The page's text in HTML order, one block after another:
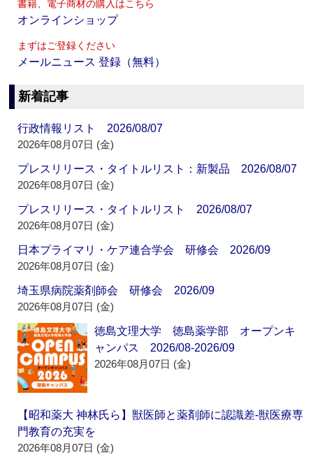
書籍、電子商材の購入はこちら
オンラインショップ
まずはご登録ください
メールニュース 登録（無料）
新着記事
行政情報リスト 2026/08/07
2026年08月07日 (金)
プレスリリース・タイトルリスト：新製品 2026/08/07
2026年08月07日 (金)
プレスリリース・タイトルリスト 2026/08/07
2026年08月07日 (金)
日本プライマリ・ケア連合学会 研修会 2026/09
2026年08月07日 (金)
埼玉県病院薬剤師会 研修会 2026/09
2026年08月07日 (金)
徳島文理大学 徳島薬学部 オープンキ
ャンパス 2026/08-2026/09
2026年08月07日 (金)
【昭和薬大 神林氏ら】獣医師と薬剤師に認識差‐獣医療専
門教育の充実を
2026年08月07日 (金)